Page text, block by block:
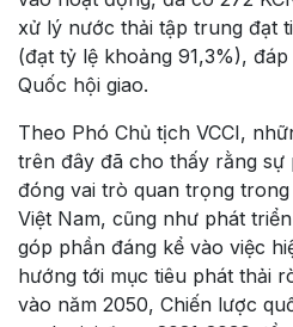
xử lý nước thải tập trung đạt
(đạt tỷ lệ khoảng 91,3%),
Quốc hội giao.
Theo Phó Chủ tịch VCCI,
trên đây đã cho thấy rằng sự
đóng vai trò quan trọng
Việt Nam, cũng như phát
góp phần đáng kể vào việc
hướng tới mục tiêu phát thải
vào năm 2050, Chiến lược